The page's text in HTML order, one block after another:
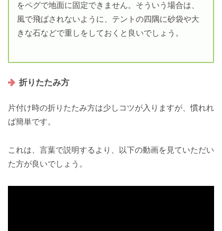
をペグで地面に固定できません。そういう場合は、
風で飛ばされないように、テントの四隅に砂袋や大
きな石などで重しをしておくと良いでしょう。
折りたたみ方
片付け時の折りたたみ方は少しコツが入りますが、慣れれ
ば簡単です。
これは、言葉で説明するより、以下の動画を見ていただい
た方が良いでしょう。